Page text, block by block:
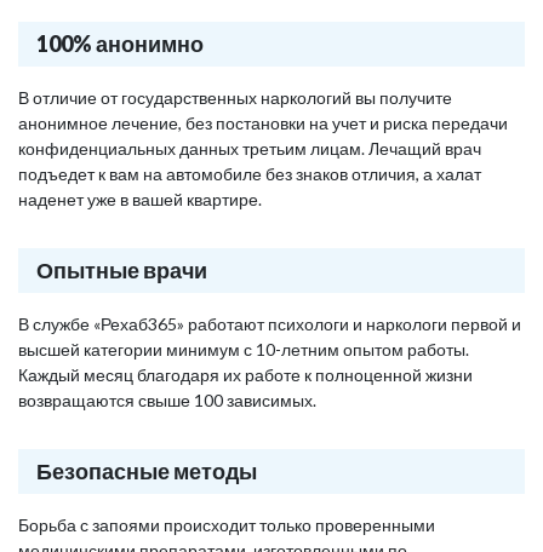
100% анонимно
В отличие от государственных наркологий вы получите
анонимное лечение, без постановки на учет и риска передачи
конфиденциальных данных третьим лицам. Лечащий врач
подъедет к вам на автомобиле без знаков отличия, а халат
наденет уже в вашей квартире.
Опытные врачи
В службе «Рехаб365» работают психологи и наркологи первой и
высшей категории минимум с 10-летним опытом работы.
Каждый месяц благодаря их работе к полноценной жизни
возвращаются свыше 100 зависимых.
Безопасные методы
Борьба с запоями происходит только проверенными